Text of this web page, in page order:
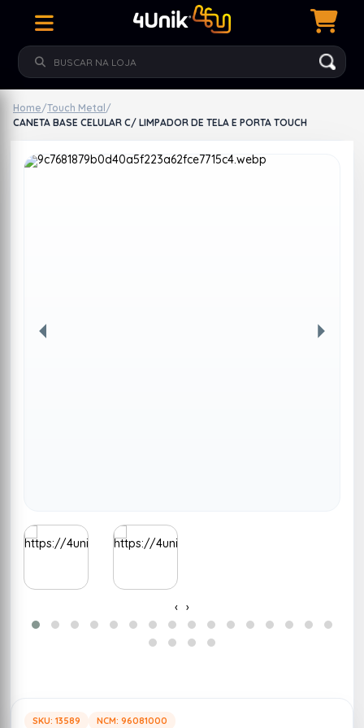
Home/Touch Metal /
CANETA BASE CELULAR C/ LIMPADOR DE TELA E PORTA TOUCH
‹ ›
SKU: 13589 NCM: 96081000